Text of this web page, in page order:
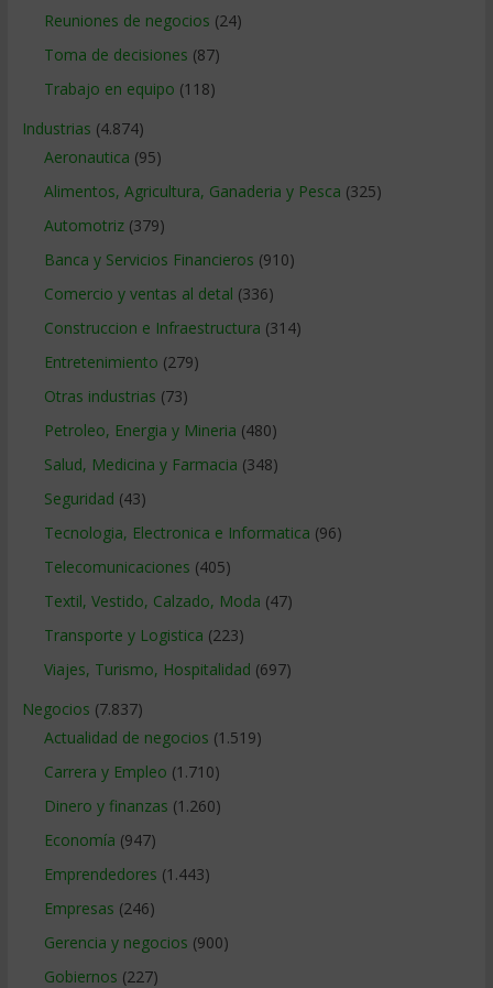
Reuniones de negocios (24)
Toma de decisiones (87)
Trabajo en equipo (118)
Industrias (4.874)
Aeronautica (95)
Alimentos, Agricultura, Ganaderia y Pesca (325)
Automotriz(379)
Banca y Servicios Financieros (910)
Comercio y ventas al detal (336)
Construccion e Infraestructura (314)
Entretenimiento (279)
Otras industrias (73)
Petroleo, Energia y Mineria (480)
Salud, Medicina y Farmacia (348)
Seguridad (43)
Tecnologia, Electronica e Informatica (96)
Telecomunicaciones (405)
Textil, Vestido, Calzado, Moda (47)
Transporte y Logistica (223)
Viajes, Turismo, Hospitalidad (697)
Negocios (7.837)
Actualidad de negocios (1.519)
Carrera y Empleo (1.710)
Dinero y finanzas (1.260)
Economía (947)
Emprendedores (1.443)
Empresas (246)
Gerencia y negocios (900)
Gobiernos (227)